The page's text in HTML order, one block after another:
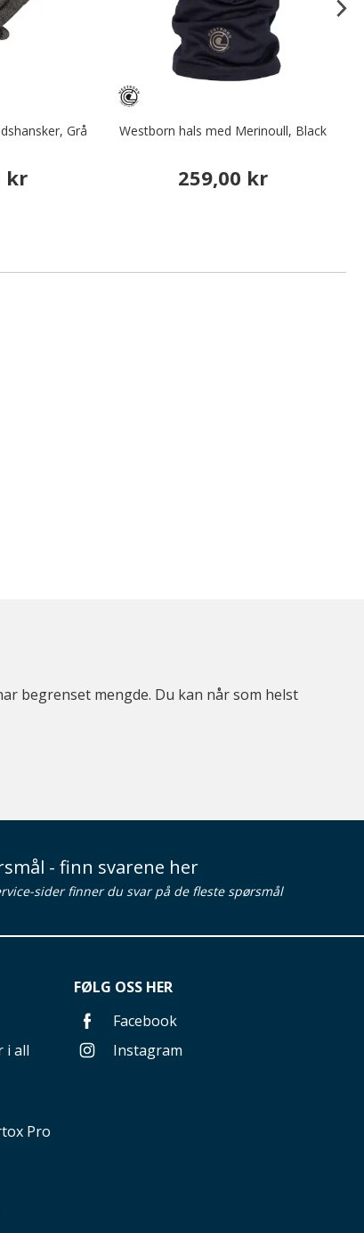
Grå
kr
Westborn hals med Merinoull, Black
259,00 kr
begrenset mengde. Du kan når som helst
- finn svarene her
sider finner du svar på de fleste spørsmål
i all
Pro
FØLG OSS HER
Facebook
Instagram